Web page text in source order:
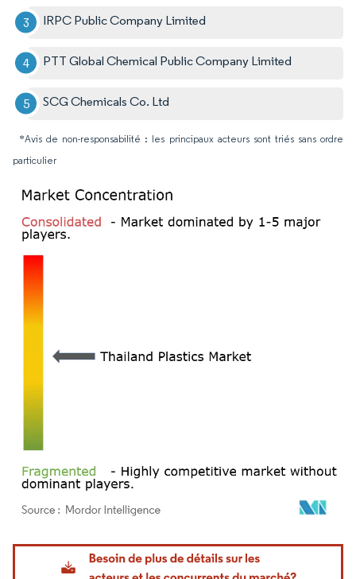
IRPC Public Company Limited
PTT Global Chemical Public Company Limited
SCG Chemicals Co. Ltd
*Avis de non-responsabilité : les principaux acteurs sont triés sans ordre
particulier
Image © Mordor Intelligence. La réutilisation nécessite une attribution sous CC BY